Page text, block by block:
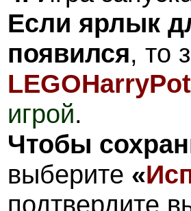
Если ярлык
появился, то
игрой.
Чтобы
выберите «
подтвердите